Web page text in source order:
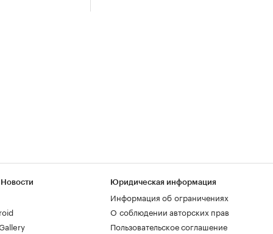
Юридическая информация
Информация об ограничениях
О соблюдении авторских прав
Пользовательское соглашение